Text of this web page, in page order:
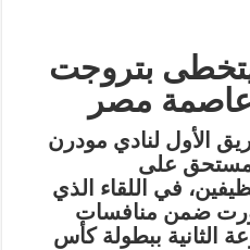
بتروجت
عاصمة مصر
الأول لنادي مودرن
على
في اللقاء الذي
ضمن منافسات
الثانية ببطولةكأس